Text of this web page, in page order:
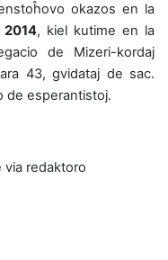
okazos en la
2014, kiel kutime en la
de Mizeri-kordaj
43, gvidataj de sac.
de esperantistoj.
via redaktoro